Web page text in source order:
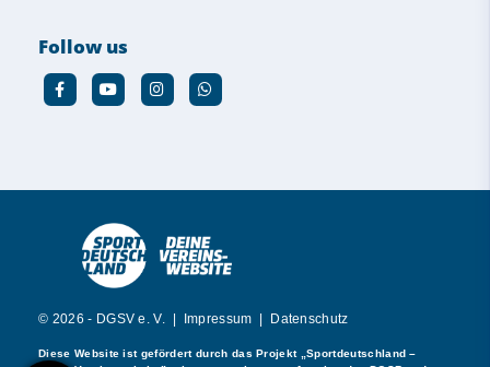
Follow us
© 2026 - DGSV e. V. | Impressum Datenschutz
Diese Website ist gefördert durch das Projekt
„Sportdeutschland –